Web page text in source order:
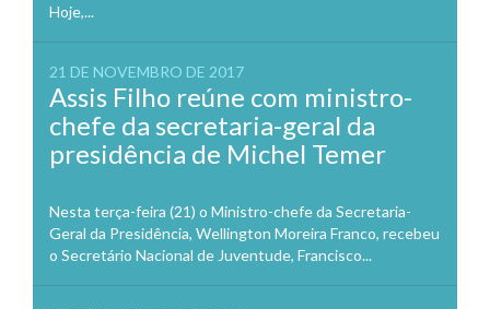
Hoje,...
21 DE NOVEMBRO DE 2017
Assis Filho reúne com ministro-
chefe da secretaria-geral da
presidência de Michel Temer
Nesta terça-feira (21) o Ministro-chefe da Secretaria-
Geral da Presidência, Wellington Moreira Franco, recebeu
o Secretário Nacional de Juventude, Francisco...